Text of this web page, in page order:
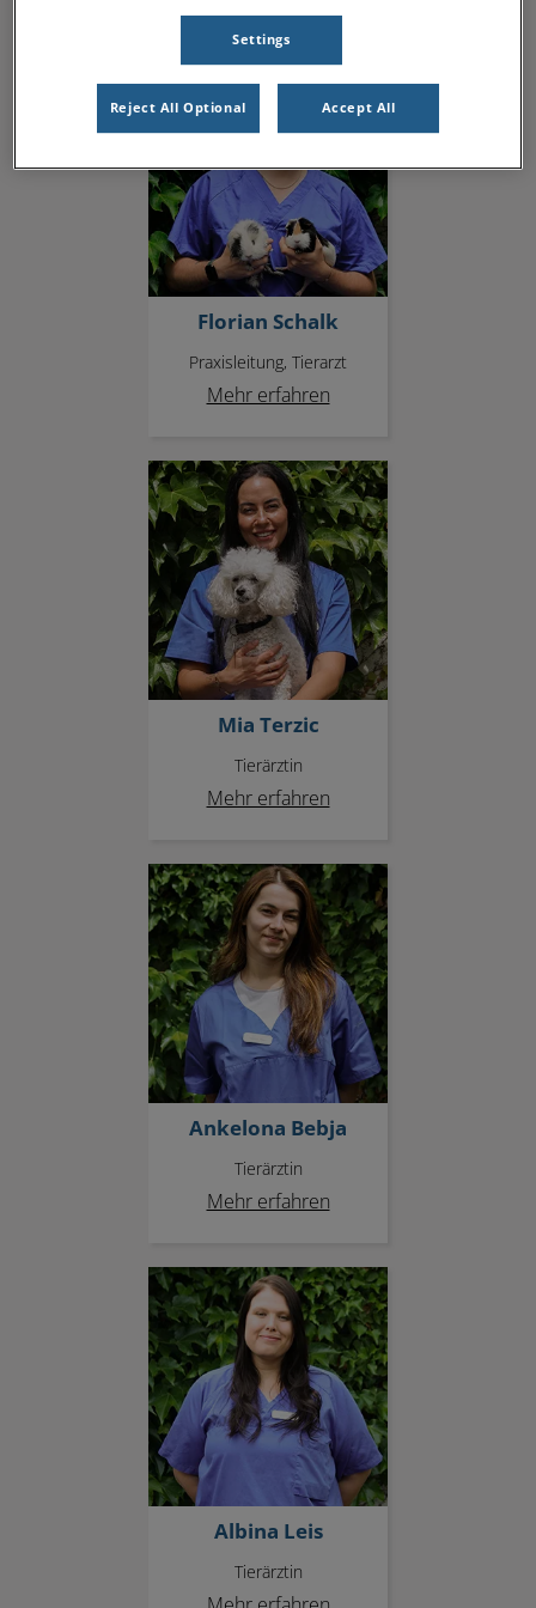
Florian Schalk
Florian Schalk
Praxisleitung, Tierarzt
Mehr erfahren
Mia Terzic
Mia Terzic
Tierärztin
Mehr erfahren
Ankelona Bebja
Ankelona Bebja
Tierärztin
Mehr erfahren
Albina Leis
Albina Leis
Tierärztin
Settings
Reject All Optional Accept All